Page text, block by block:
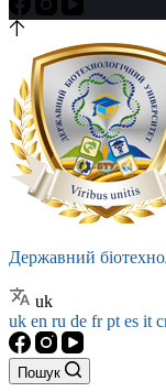
Державний
uk
uk en ru de frpt es it
Пошук